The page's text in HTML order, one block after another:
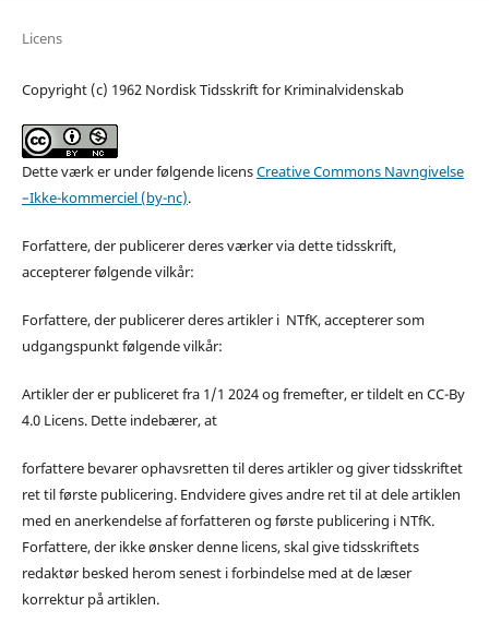
Licens
Copyright (c) 1962 Nordisk Tidsskrift for Kriminalvidenskab
Dette værk er under følgende licensCreative Commons Navngivelse
–Ikke-kommerciel (by-nc).
Forfattere, der publicerer deres værker via dette tidsskrift,
accepterer følgende vilkår:
Forfattere, der publicerer deres artikler i NTfK, accepterer som
udgangspunkt følgende vilkår:
Artikler der er publiceret fra 1/1 2024 og fremefter, er tildelt en CC-By
4.0 Licens. Dette indebærer, at
forfattere bevarer ophavsretten til deres artikler og giver tidsskriftet
ret til første publicering. Endvidere gives andre ret til at dele artiklen
med en anerkendelse af forfatteren og første publicering i NTfK.
Forfattere, der ikke ønsker denne licens, skal give tidsskriftets
redaktør besked herom senest i forbindelse med at de læser
korrektur på artiklen.